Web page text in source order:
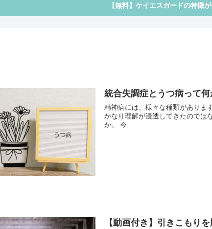
【無料】ケイエスガードの特徴
統合失調症とうつ病って
精神病には、様々な種類がありま
かなり理解が浸透してきたのでは
か。 今...
【動画付き】引きこもり